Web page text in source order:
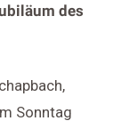
des
Sonntag